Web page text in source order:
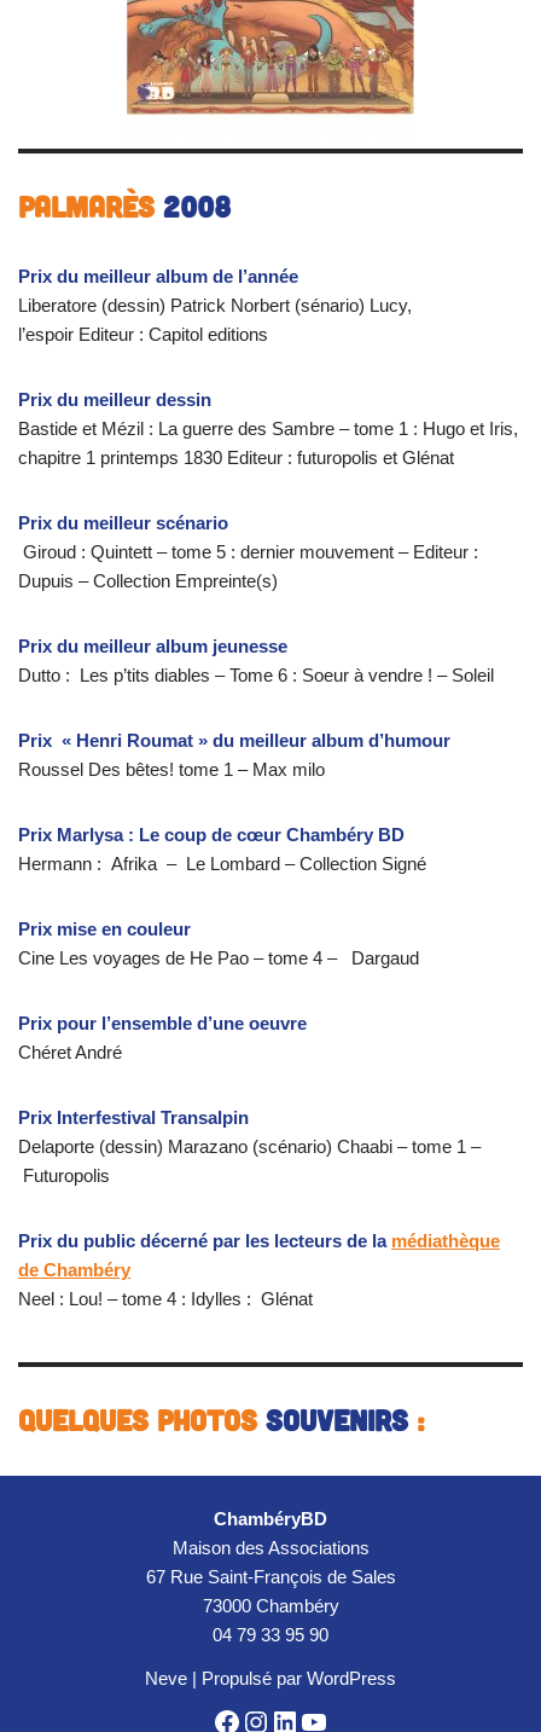
Palmarès 2008
Prix du meilleur album de l’année
Liberatore (dessin) Patrick Norbert (sénario) Lucy,
l’espoir Editeur : Capitol editions
Prix du meilleur dessin
Bastide et Mézil : La guerre des Sambre – tome 1 : Hugo et Iris,
chapitre 1 printemps 1830 Editeur : futuropolis et Glénat
Prix du meilleur scénario
Giroud : Quintett – tome 5 : dernier mouvement – Editeur :
Dupuis – Collection Empreinte(s)
Prix du meilleur album jeunesse
Dutto : Les p’tits diables – Tome 6 : Soeur à vendre ! – Soleil
Prix « Henri Roumat » du meilleur album d’humour
Roussel Des bêtes! tome 1 – Max milo
Prix Marlysa : Le coup de cœur Chambéry BD
Hermann : Afrika – Le Lombard – Collection Signé
Prix mise en couleur
Cine Les voyages de He Pao – tome 4 – Dargaud
Prix pour l’ensemble d’une oeuvre
Chéret André
Prix Interfestival Transalpin
Delaporte (dessin) Marazano (scénario) Chaabi – tome 1 –
Futuropolis
Prix du public décerné par les lecteurs de la médiathèque
de Chambéry
Neel : Lou! – tome 4 : Idylles : Glénat
Quelques photos souvenirs :
ChambéryBD
Maison des Associations
67 Rue Saint-François de Sales
73000 Chambéry
04 79 33 95 90
Neve | Propulsé par WordPress